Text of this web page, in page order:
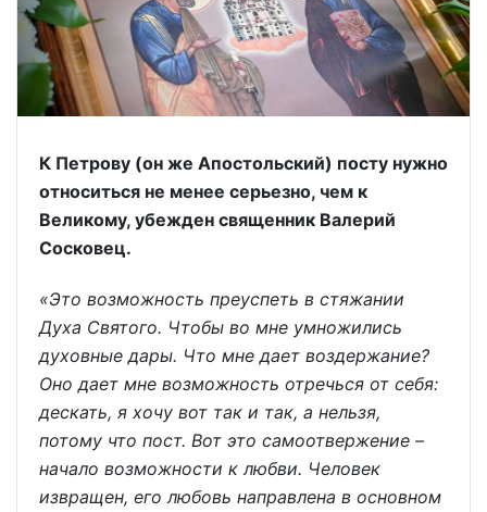
К Петрову (он же Апостольский) посту нужно
относиться не менее серьезно, чем к
Великому, убежден священник Валерий
Сосковец.
«Это возможность преуспеть в стяжании
Духа Святого. Чтобы во мне умножились
духовные дары. Что мне дает воздержание?
Оно дает мне возможность отречься от себя:
дескать, я хочу вот так и так, а нельзя,
потому что пост. Вот это самоотвержение –
начало возможности к любви. Человек
извращен, его любовь направлена в основном